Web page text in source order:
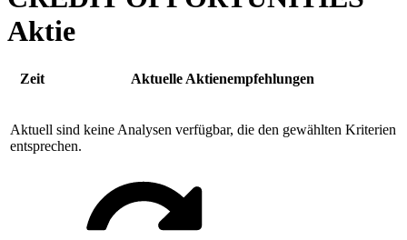
Aktie
Zeit Aktuelle Aktienempfehlungen
Aktuell sind keine Analysen verfügbar, die den gewählten Kriterien
entsprechen.